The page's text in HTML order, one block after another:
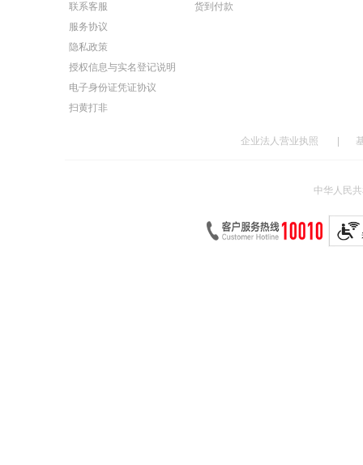
联系客服
服务协议
隐私政策
授权信息与实名登记说明
电子身份证凭证协议
扫黄打非
货到付款
企业法人营业执照
中华人民